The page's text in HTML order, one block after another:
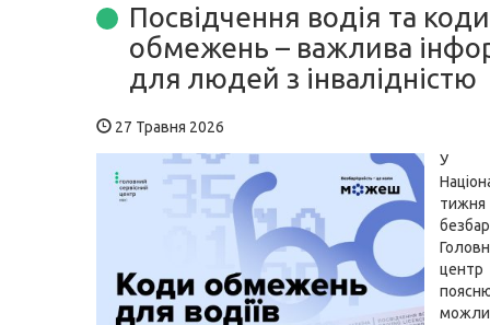
Посвідчення водія та коди
обмежень – важлива
для людей з інвалідністю
27 Травня 2026
У
тижня